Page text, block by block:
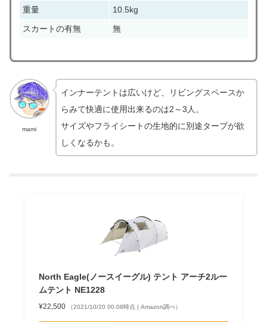
重量
10.5kg
スカートの有無
無
mami
インナーテントは広いけど、リビングスペースか
らみて快適に使用出来るのは2～3人。
サイズやフライシートの生地的に別途タープが欲
しくなるかも。
North Eagle(ノースイーグル) テント アーチ2ルー
ムテント NE1228
¥22,500 （2021/10/20 00:08時点 | Amazon調べ）